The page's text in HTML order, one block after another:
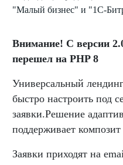
"Малый бизнес" и "1С-
Внимание! С версии
перешел на PHP 8
Универсальный
быстро настроить под
заявки.Решение
поддерживает
Заявки приходят на